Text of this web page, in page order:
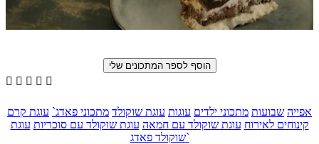
    
אפייה שבועות מתכוני ילדים עוגות עוגת שוקולד מתכוני פאדג` עוגת קרם
קינוחים לאירוח עוגת שוקולד עם חמאה עוגת שוקולד עם סוכריות עוגת
שוקולד פאדג`